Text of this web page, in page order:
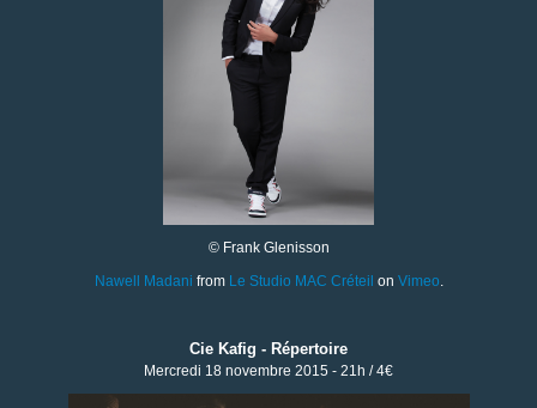
© Frank Glenisson
Nawell Madani from Le Studio MAC Créteil on Vimeo.
Cie Kafig - Répertoire
Mercredi 18 novembre 2015 - 21h / 4€